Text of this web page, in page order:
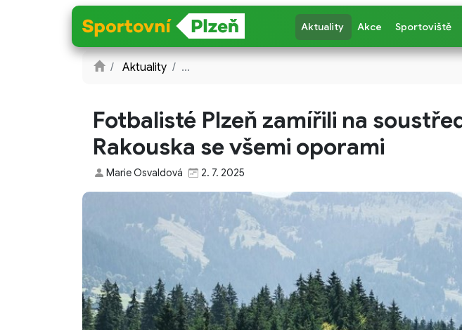
Aktuality Akce Sportoviště
Aktuality ...
Fotbalisté Plzeň zamířili na
Rakouska se všemi oporami
Marie Osvaldová 2. 7. 2025